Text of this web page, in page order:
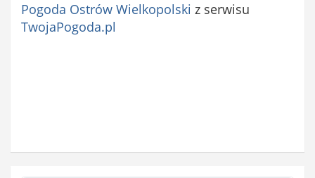
Pogoda Ostrów Wielkopolski z serwisu
TwojaPogoda.pl